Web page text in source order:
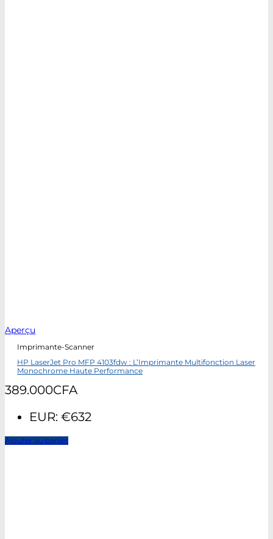
Aperçu
Imprimante-Scanner
HP LaserJet Pro MFP 4103fdw : L’Imprimante Multifonction Laser
Monochrome Haute Performance
389.000CFA
EUR: €632
Ajouter au panier